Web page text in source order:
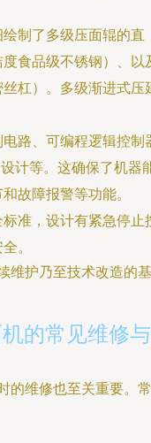
绘制了多级压面辊的直
食品级不锈钢）、以
杠）。多级渐进式压
电路、可编程逻辑控制
计等。这确保了机器
故障报警等功能。
标准，设计有紧急停止
。
维护乃至技术改造的基
的常见维修与
的维修也至关重要。常